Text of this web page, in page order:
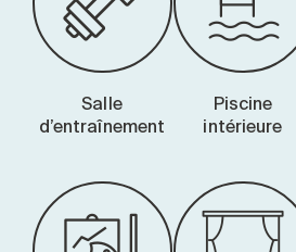
Salle
d’entraînement
Piscine
intérieure